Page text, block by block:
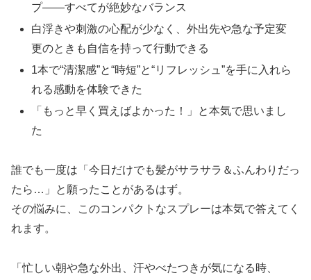
プ——すべてが絶妙なバランス
白浮きや刺激の心配が少なく、外出先や急な予定変
更のときも自信を持って行動できる
1本で“清潔感”と“時短”と“リフレッシュ”を手に入れら
れる感動を体験できた
「もっと早く買えばよかった！」と本気で思いまし
た
誰でも一度は「今日だけでも髪がサラサラ＆ふんわりだっ
たら…」と願ったことがあるはず。
その悩みに、このコンパクトなスプレーは本気で答えてく
れます。
「忙しい朝や急な外出、汗やべたつきが気になる時、